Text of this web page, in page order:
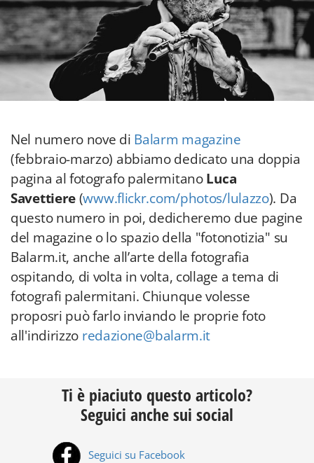
Nel numero nove di Balarm magazine
(febbraio-marzo) abbiamo dedicato una doppia
pagina al fotografo palermitanoLuca
Savettiere(www.flickr.com/photos/lulazzo). Da
questo numero in poi, dedicheremo due pagine
del magazine o lo spazio della "fotonotizia" su
Balarm.it, anche all’arte della fotografia
ospitando, di volta in volta, collage a tema di
fotografi palermitani. Chiunque volesse
proposri può farlo inviando le proprie foto
all'indirizzo redazione@balarm.it
Ti è piaciuto questo articolo?
Seguici anche sui social
Seguici su Facebook